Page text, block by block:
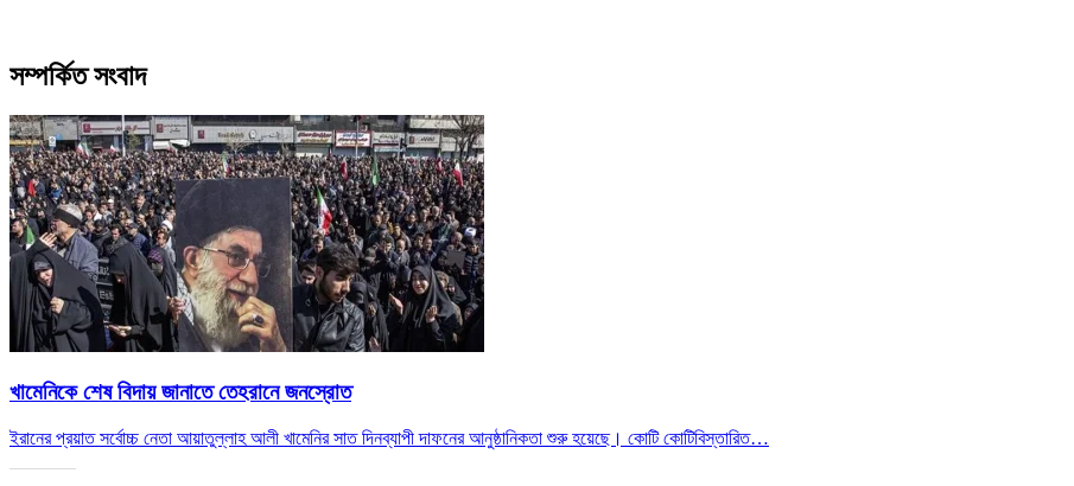
সম্পর্কিত সংবাদ
খামেনিকে শেষ বিদায় জানাতে তেহরানে জনস্রোত
ইরানের প্রয়াত সর্বোচ্চ নেতা আয়াতুল্লাহ আলী খামেনির সাত দিনব্যাপী দাফনের আনুষ্ঠানিকতা শুরু হয়েছে। কোটি কোটিবিস্তারিত…